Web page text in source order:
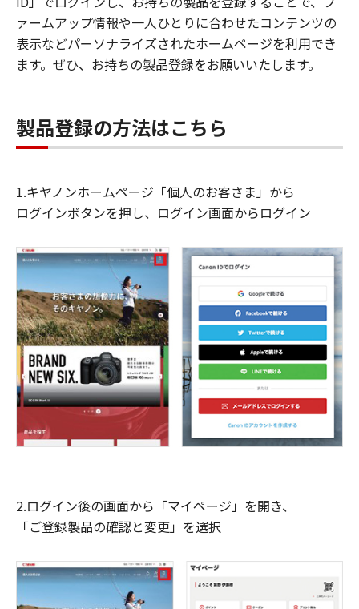
ァームアップ情報や一人ひとりに合わせたコンテンツの
表示などパーソナライズされたホームページを利用でき
ます。ぜひ、お持ちの製品登録をお願いいたします。
製品登録の方法はこちら
1.キヤノンホームページ「個人のお客さま」から
ログインボタンを押し、ログイン画面からログイン
2.ログイン後の画面から「マイページ」を開き、
「ご登録製品の確認と変更」を選択